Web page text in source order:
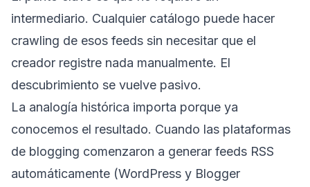
intermediario. Cualquier catálogo puede hacer
crawling de esos feeds sin necesitar que el
creador registre nada manualmente. El
descubrimiento se vuelve pasivo.
La analogía histórica importa porque ya
conocemos el resultado. Cuando las plataformas
de blogging comenzaron a generar feeds RSS
automáticamente (WordPress y Blogger